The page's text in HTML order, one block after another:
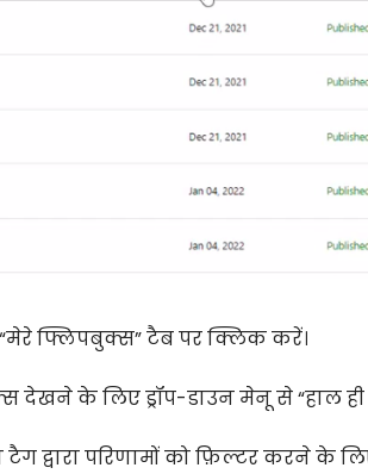
फ्लिपबुक्स” टैब पर क्लिक करें।
देखने के लिए ड्रॉप-डाउन मेनू से “हाल
द्वारा परिणामों को फ़िल्टर करने के